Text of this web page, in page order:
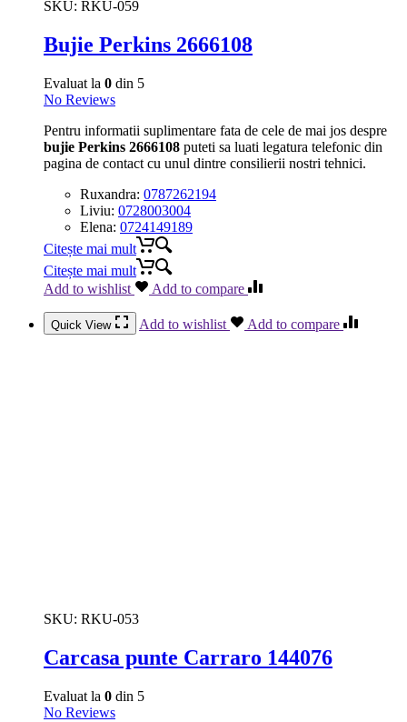
SKU: RKU-059
Bujie Perkins 2666108
Evaluat la 0 din 5
No Reviews
Pentru informatii suplimentare fata de cele de mai jos despre
bujie Perkins 2666108 puteti sa luati legatura telefonic din
pagina de contact cu unul dintre consilierii nostri tehnici.
Ruxandra: 0787262194
Liviu: 0728003004
Elena: 0724149189
Citește mai mult
Citește mai mult
Add to wishlist
Add to compare
Quick View Add to wishlist Add to compare
SKU: RKU-053
Carcasa punte Carraro 144076
Evaluat la 0 din 5
No Reviews